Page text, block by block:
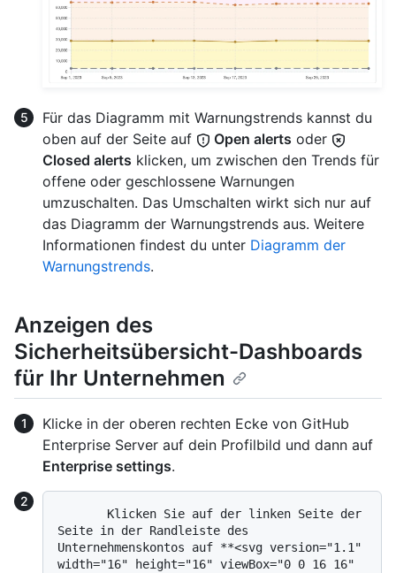
Für das Diagramm mit Warnungstrends kannst du
oben auf der Seite auf
Open alerts oder
Closed alerts klicken, um zwischen den Trends für
offene oder geschlossene Warnungen
umzuschalten. Das Umschalten wirkt sich nur auf
das Diagramm der Warnungstrends aus. Weitere
Informationen findest du unter Diagramm der
Warnungstrends.
Anzeigen des
Sicherheitsübersicht-Dashboards
für Ihr Unternehmen
Klicke in der oberen rechten Ecke von GitHub
Enterprise Server auf dein Profilbild und dann auf
Enterprise settings.
Seite in der Randleiste des
Unternehmenskontos auf **<svg version="1.1"
width="16" height="16" viewBox="0 0 16 16"